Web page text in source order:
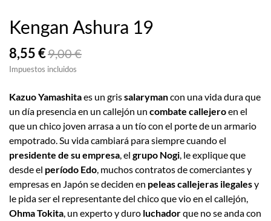
Kengan Ashura 19
8,55 €9,00 €
Impuestos incluidos
Kazuo Yamashitaes un grissalarymancon una vida dura que
un día presencia en un callejón un combate callejeroen el
que un chico joven arrasa a un tío con el porte de un armario
empotrado. Su vida cambiará para siempre cuando el
presidente de su empresa, el grupo Nogi, le explique que
desde el período Edo, muchos contratos de comerciantes y
empresas en Japón se deciden en peleas callejeras ilegalesy
le pida ser el representante del chico que vio en el callejón,
Ohma Tokita, un experto y duro luchadorque no se anda con